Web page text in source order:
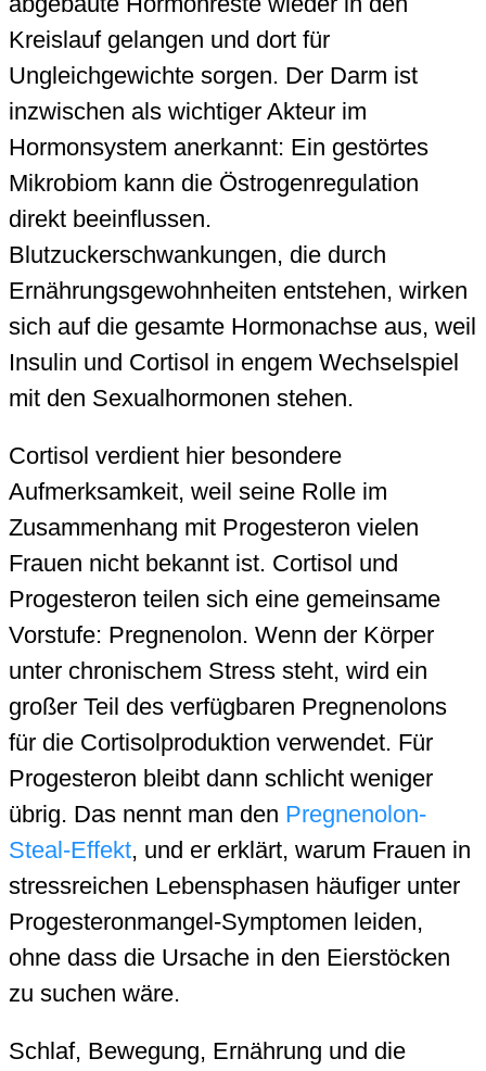
Kreislauf gelangen und dort für
Ungleichgewichte sorgen. Der Darm ist
inzwischen als wichtiger Akteur im
Hormonsystem anerkannt: Ein gestörtes
Mikrobiom kann die Östrogenregulation
direkt beeinflussen.
Blutzuckerschwankungen, die durch
Ernährungsgewohnheiten entstehen, wirken
sich auf die gesamte Hormonachse aus, weil
Insulin und Cortisol in engem Wechselspiel
mit den Sexualhormonen stehen.
Cortisol verdient hier besondere
Aufmerksamkeit, weil seine Rolle im
Zusammenhang mit Progesteron vielen
Frauen nicht bekannt ist. Cortisol und
Progesteron teilen sich eine gemeinsame
Vorstufe: Pregnenolon. Wenn der Körper
unter chronischem Stress steht, wird ein
großer Teil des verfügbaren Pregnenolons
für die Cortisolproduktion verwendet. Für
Progesteron bleibt dann schlicht weniger
übrig. Das nennt man den Pregnenolon-
Steal-Effekt, und er erklärt, warum Frauen in
stressreichen Lebensphasen häufiger unter
Progesteronmangel-Symptomen leiden,
ohne dass die Ursache in den Eierstöcken
zu suchen wäre.
Schlaf, Bewegung, Ernährung und die